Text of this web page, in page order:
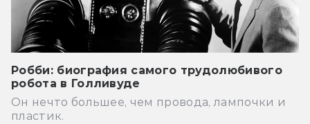
Робби: биография самого трудолюбивого
робота в Голливуде
Он нечто большее, чем провода, лампочки и
пластик.